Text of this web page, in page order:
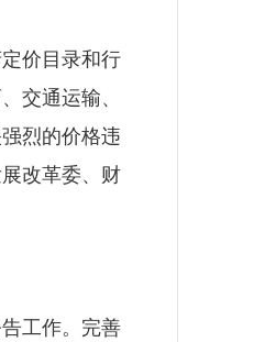
价目录和行
交通运输、
烈的价格违
改革委、财
工作。完善